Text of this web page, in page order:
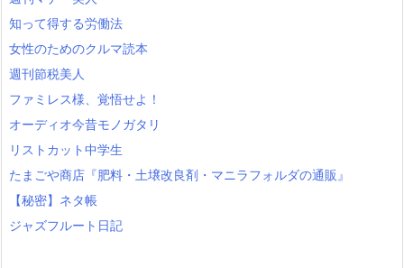
知って得する労働法
女性のためのクルマ読本
週刊節税美人
ファミレス様、覚悟せよ！
オーディオ今昔モノガタリ
リストカット中学生
たまごや商店『肥料・土壌改良剤・マニラフォルダの通販』
【秘密】ネタ帳
ジャズフルート日記